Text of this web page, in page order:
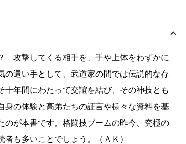
攻撃してくる相手を、手や上体をわずかに
遣い手として、武道家の間では伝説的な存
年間にわたって交誼を結び、その神技とも
の体験と高弟たちの証言や様々な資料を基
のが本書です。格闘技ブームの昨今、究極の
も多いことでしょう。（ＡＫ）